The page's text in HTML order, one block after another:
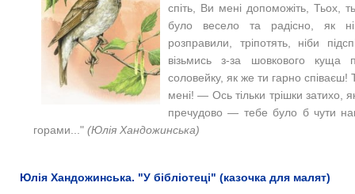
спіть, Ви мені допоможіть, Тьох,
було весело та радісно, як
розправили, тріпотять, ніби
візьмись з-за шовкового
соловейку, як же ти гарно співаєш!
мені! — Ось тільки трішки затихо,
пречудово — тебе було б чути
горами..." (Юлія Хандожинська)
Юлія Хандожинська. "У бібліотеці" (казочка для малят)